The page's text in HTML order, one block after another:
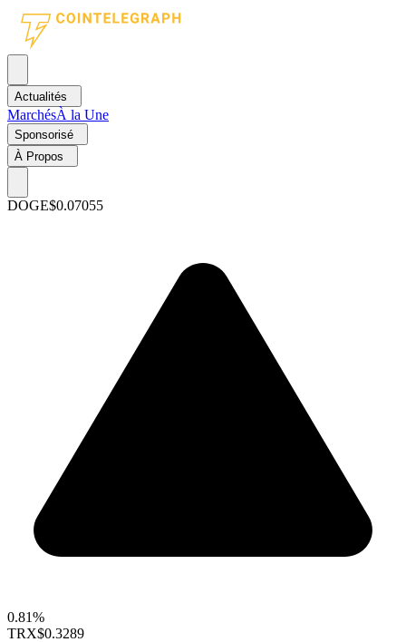
Actualités
MarchésÀ la Une
Sponsorisé
À Propos
DOGE$0.07055
0.81%
TRX$0.3289